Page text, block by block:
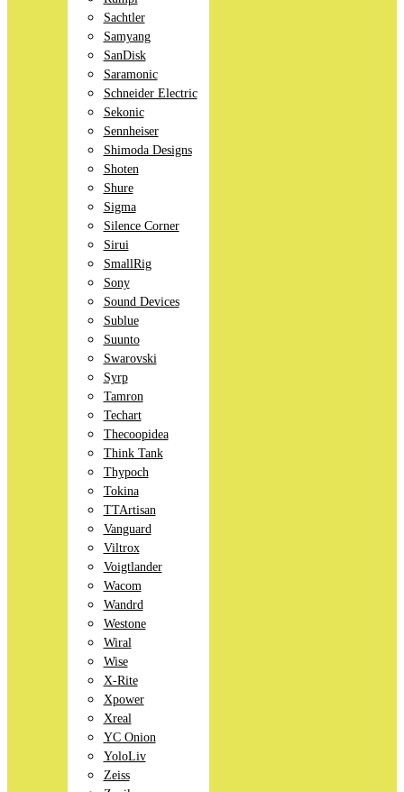
Sachtler
Samyang
SanDisk
Saramonic
Schneider Electric
Sekonic
Sennheiser
Shimoda Designs
Shoten
Shure
Sigma
Silence Corner
Sirui
SmallRig
Sony
Sound Devices
Sublue
Suunto
Swarovski
Syrp
Tamron
Techart
Thecoopidea
Think Tank
Thypoch
Tokina
TTArtisan
Vanguard
Viltrox
Voigtlander
Wacom
Wandrd
Westone
Wiral
Wise
X-Rite
Xpower
Xreal
YC Onion
YoloLiv
Zeiss